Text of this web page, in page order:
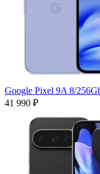
Google Pixel 9A 8/
41 990 ₽